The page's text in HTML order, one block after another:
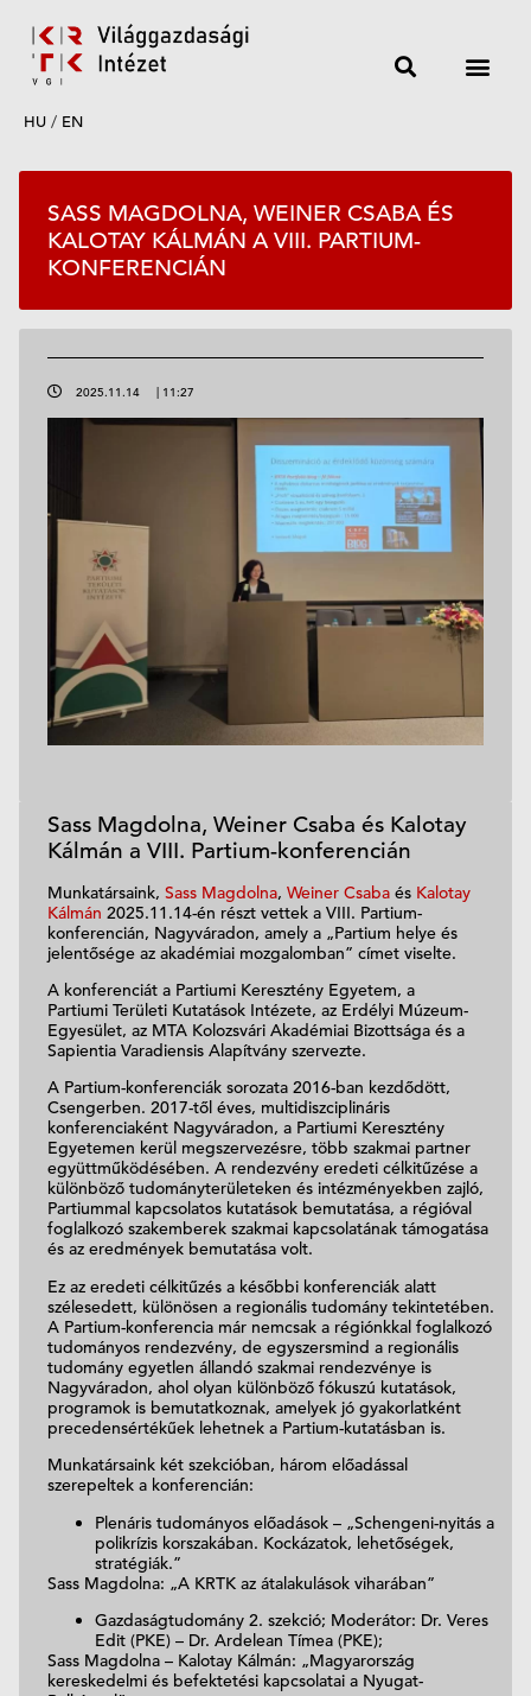
HU / EN
SASS MAGDOLNA, WEINER CSABA ÉS
KALOTAY KÁLMÁN A VIII. PARTIUM-
KONFERENCIÁN
2025.11.14 | 11:27
Sass Magdolna, Weiner Csaba és Kalotay
Kálmán a VIII. Partium-konferencián
Munkatársaink, Sass Magdolna, Weiner Csaba és Kalotay
Kálmán 2025.11.14-én részt vettek a VIII. Partium-
konferencián, Nagyváradon, amely a „Partium helye és
jelentősége az akadémiai mozgalomban” címet viselte.
A konferenciát a Partiumi Keresztény Egyetem, a
Partiumi Területi Kutatások Intézete, az Erdélyi Múzeum-
Egyesület, az MTA Kolozsvári Akadémiai Bizottsága és a
Sapientia Varadiensis Alapítvány szervezte.
A Partium-konferenciák sorozata 2016-ban kezdődött,
Csengerben. 2017-től éves, multidiszciplináris
konferenciaként Nagyváradon, a Partiumi Keresztény
Egyetemen kerül megszervezésre, több szakmai partner
együttműködésében. A rendezvény eredeti célkitűzése a
különböző tudományterületeken és intézményekben zajló,
Partiummal kapcsolatos kutatások bemutatása, a régióval
foglalkozó szakemberek szakmai kapcsolatának támogatása
és az eredmények bemutatása volt.
Ez az eredeti célkitűzés a későbbi konferenciák alatt
szélesedett, különösen a regionális tudomány tekintetében.
A Partium-konferencia már nemcsak a régiónkkal foglalkozó
tudományos rendezvény, de egyszersmind a regionális
tudomány egyetlen állandó szakmai rendezvénye is
Nagyváradon, ahol olyan különböző fókuszú kutatások,
programok is bemutatkoznak, amelyek jó gyakorlatként
precedensértékűek lehetnek a Partium-kutatásban is.
Munkatársaink két szekcióban, három előadással
szerepeltek a konferencián:
Plenáris tudományos előadások – „Schengeni-nyitás a
polikrízis korszakában. Kockázatok, lehetőségek,
stratégiák.”
Sass Magdolna: „A KRTK az átalakulások viharában”
Gazdaságtudomány 2. szekció; Moderátor: Dr. Veres
Edit (PKE) – Dr. Ardelean Tímea (PKE);
Sass Magdolna – Kalotay Kálmán: „Magyarország
kereskedelmi és befektetési kapcsolatai a Nyugat-